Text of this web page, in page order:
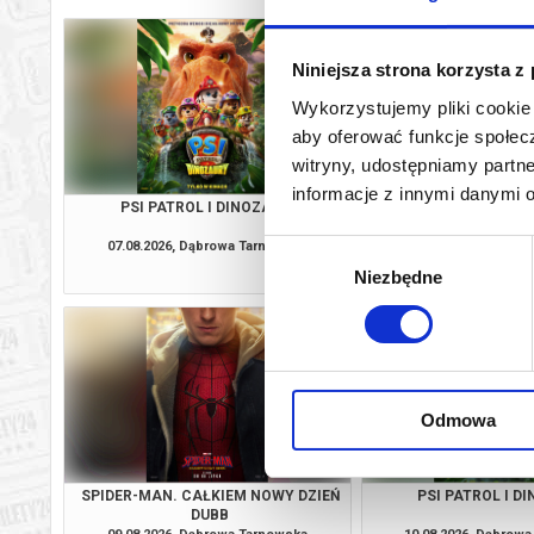
Niniejsza strona korzysta z
Wykorzystujemy pliki
aby oferować funkcje
witryny, udostępniamy
informacje z innymi danymi
Wybór
Niezbędne
Odmowa
PSI PATROL I DINOZAURY
07.08.2026, Dąbrowa Tarnowska
SPIDER-MAN.
SPIDER-MAN. CAŁKIEM NOWY DZIEŃ
DUBB
PSI PATROL I